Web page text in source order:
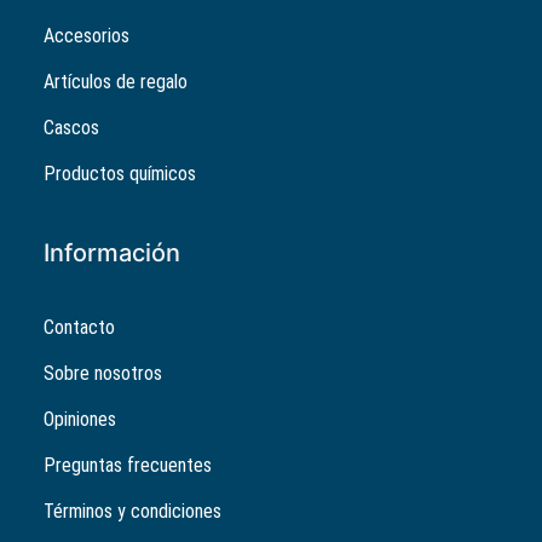
Accesorios
Artículos de regalo
Cascos
Productos químicos
Información
Contacto
Sobre nosotros
Opiniones
Preguntas frecuentes
Términos y condiciones